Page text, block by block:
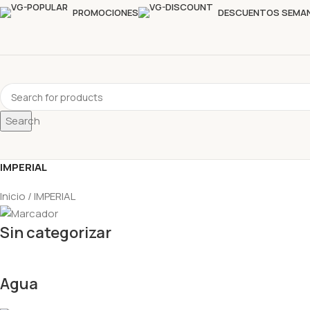
PROMOCIONES DESCUENTOS
Search
IMPERIAL
Inicio
IMPERIAL
Sin categorizar
Agua